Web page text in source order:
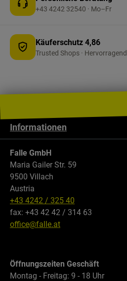
+43 4242 32540 · Mo–Fr
Käuferschutz 4,86
Trusted Shops · Hervorragend
Falle GmbH
Maria Gailer Str. 59
9500 Villach
Austria
+43 4242 / 325 40
fax: +43 42 42 / 314 63
office@falle.at
Öffnungszeiten Geschäft
Montag - Freitag: 9 - 18 Uhr
Informationen